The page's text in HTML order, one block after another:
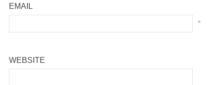
EMAIL
*
WEBSITE